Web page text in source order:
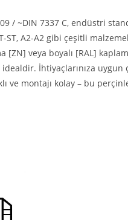
/ ~DIN 7337 C, endüstri
ST, A2-A2 gibi çeşitli
[ZN] veya boyalı [RAL]
İhtiyaçlarınıza
ve montajı kolay – bu